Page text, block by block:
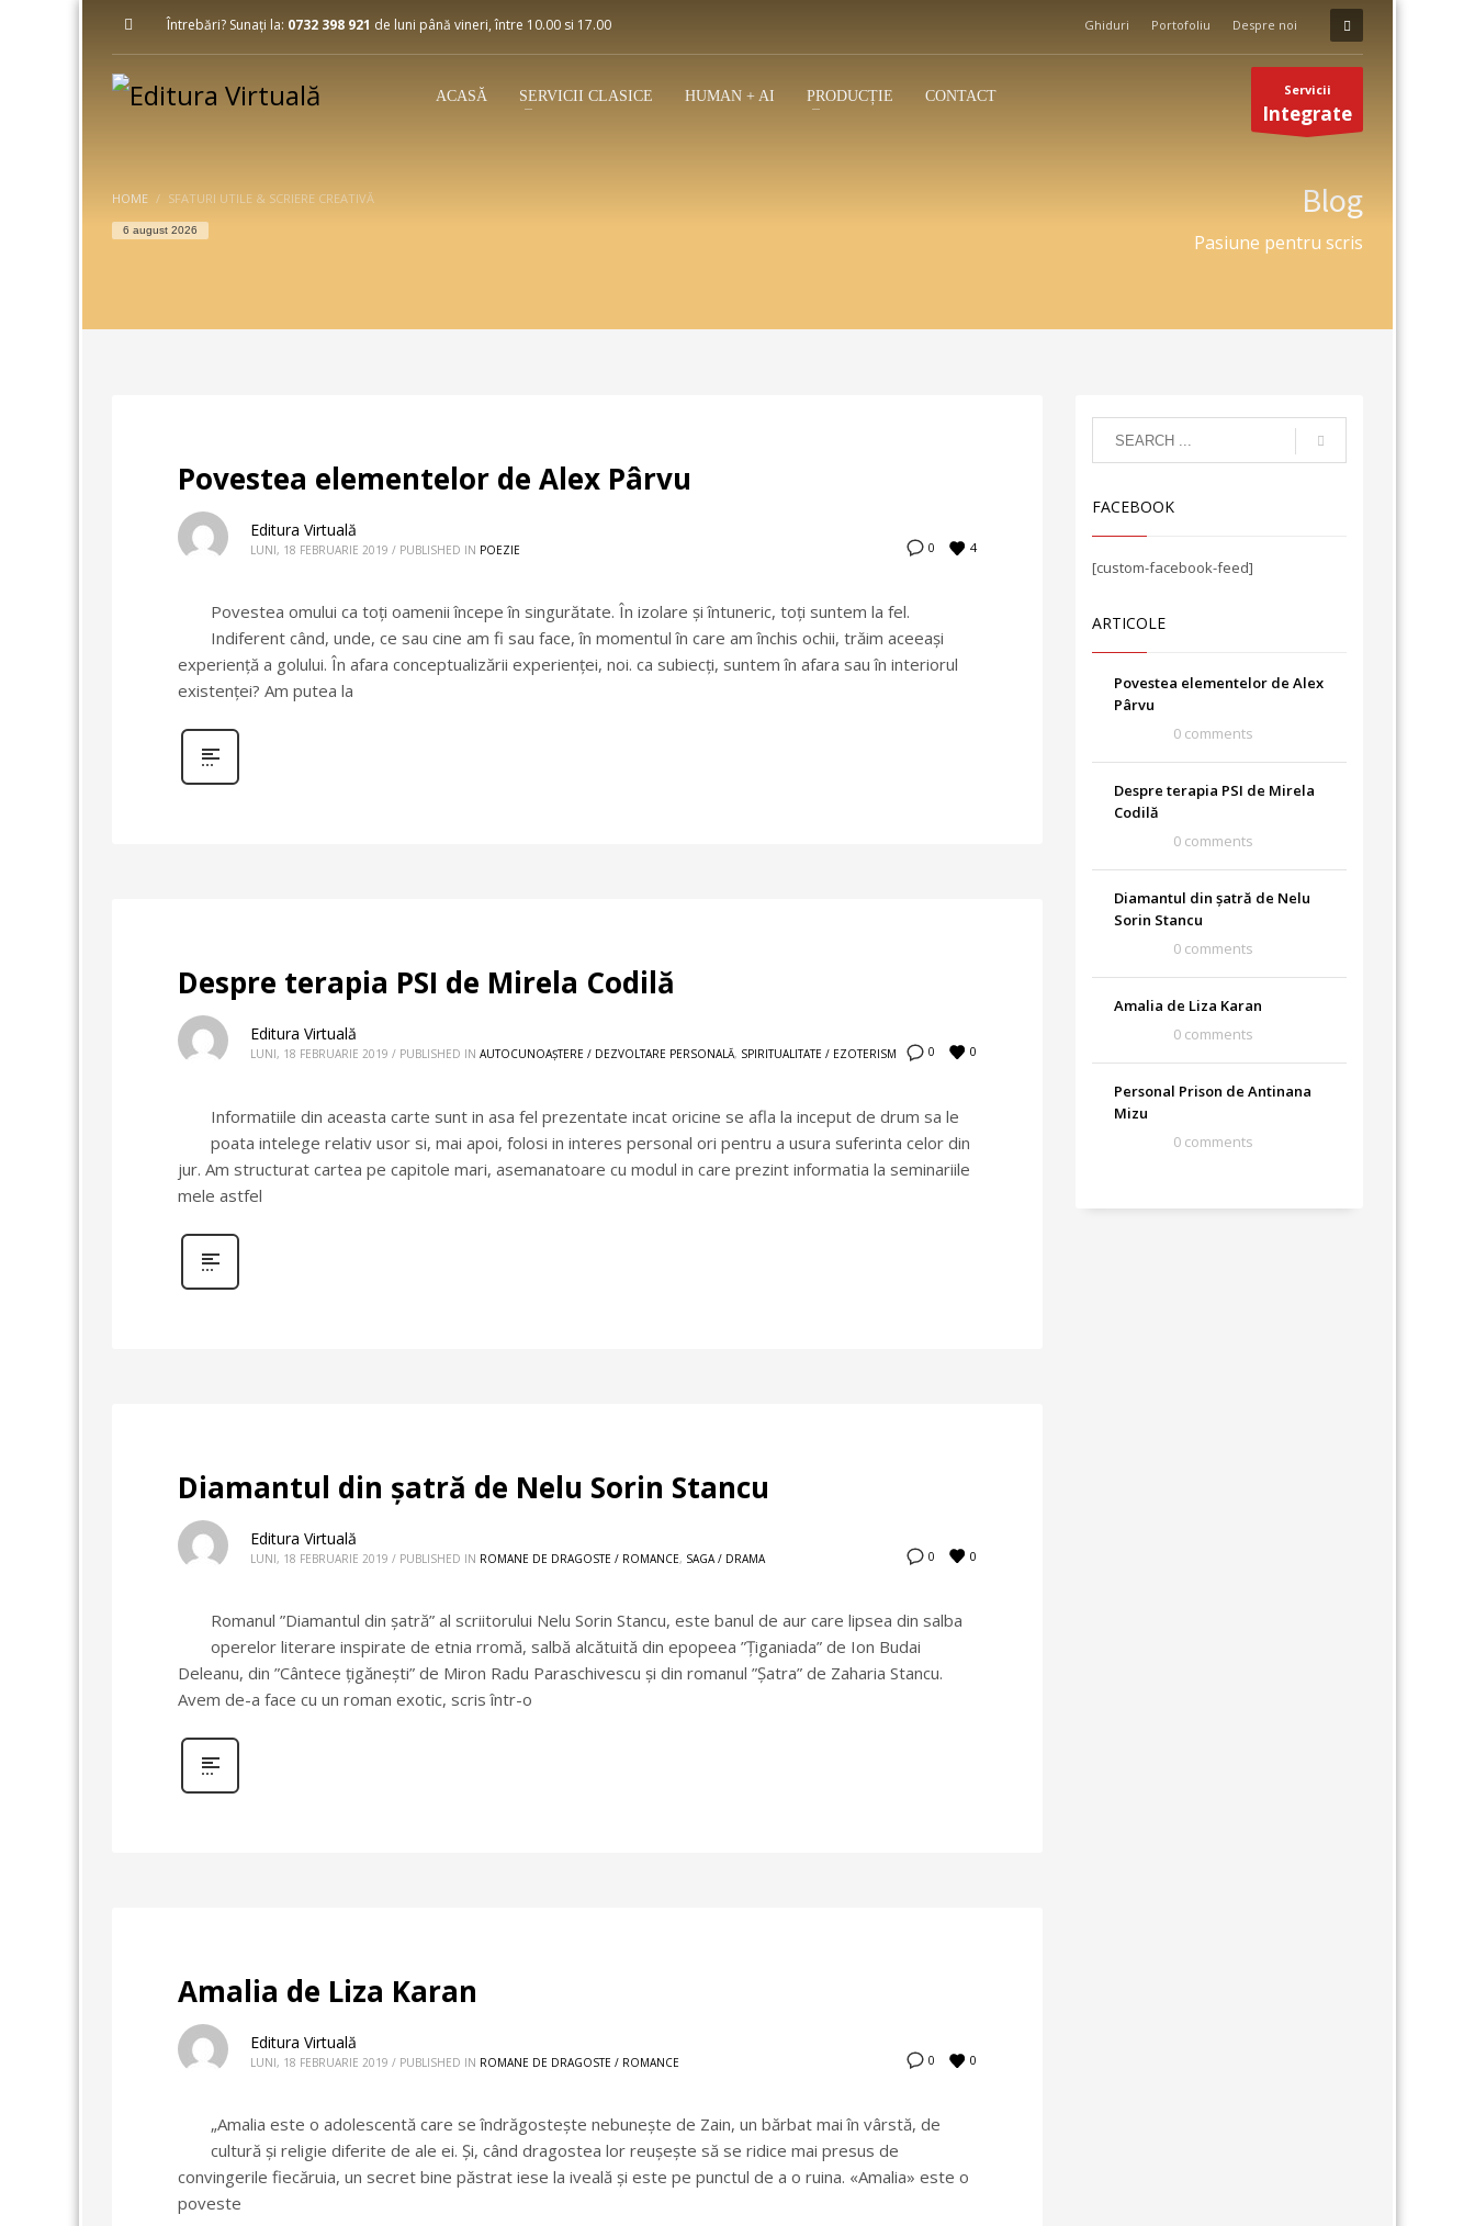
Întrebări? Sunați la: 0732 398 921 de luni până vineri, între 10.00 si 17.00 Ghiduri Portofoliu Despre noi
ACASĂ SERVICII CLASICE HUMAN + AI PRODUCȚIE CONTACT Servicii
Integrate
HOME SFATURI UTILE & SCRIERE CREATIVĂ
6 august 2026
Blog
Pasiune pentru scris
Povestea elementelor de Alex Pârvu
0 4
Editura Virtuală
LUNI, 18 FEBRUARIE 2019 / PUBLISHED IN POEZIE
Povestea omului ca toţi oamenii începe în singurătate. În izolare și întuneric, toţi suntem la fel.
Indiferent când, unde, ce sau cine am fi sau face, în momentul în care am închis ochii, trăim aceeași
experienţă a golului. În afara conceptualizării experienţei, noi. ca subiecţi, suntem în afara sau în interiorul
existenţei? Am putea la
Despre terapia PSI de Mirela Codilă
0 0
Editura Virtuală
LUNI, 18 FEBRUARIE 2019 / PUBLISHED IN AUTOCUNOAŞTERE / DEZVOLTARE PERSONALĂ, SPIRITUALITATE / EZOTERISM
Informatiile din aceasta carte sunt in asa fel prezentate incat oricine se afla la inceput de drum sa le
poata intelege relativ usor si, mai apoi, folosi in interes personal ori pentru a usura suferinta celor din
jur. Am structurat cartea pe capitole mari, asemanatoare cu modul in care prezint informatia la seminariile
mele astfel
Diamantul din șatră de Nelu Sorin Stancu
0 0
Editura Virtuală
LUNI, 18 FEBRUARIE 2019 / PUBLISHED IN ROMANE DE DRAGOSTE / ROMANCE, SAGA / DRAMA
Romanul ”Diamantul din șatră” al scriitorului Nelu Sorin Stancu, este banul de aur care lipsea din salba
operelor literare inspirate de etnia rromă, salbă alcătuită din epopeea ”Țiganiada” de Ion Budai
Deleanu, din ”Cântece țigănești” de Miron Radu Paraschivescu și din romanul ”Șatra” de Zaharia Stancu.
Avem de-a face cu un roman exotic, scris într-o
Amalia de Liza Karan
0 0
Editura Virtuală
LUNI, 18 FEBRUARIE 2019 / PUBLISHED IN ROMANE DE DRAGOSTE / ROMANCE
„Amalia este o adolescentă care se îndrăgostește nebunește de Zain, un bărbat mai în vârstă, de
cultură și religie diferite de ale ei. Și, când dragostea lor reușește să se ridice mai presus de
convingerile fiecăruia, un secret bine păstrat iese la iveală și este pe punctul de a o ruina. «Amalia» este o
poveste
FACEBOOK
[custom-facebook-feed]
ARTICOLE
Povestea elementelor de Alex
Pârvu
0 comments
Despre terapia PSI de Mirela
Codilă
0 comments
Diamantul din șatră de Nelu
Sorin Stancu
0 comments
Amalia de Liza Karan
0 comments
Personal Prison de Antinana
Mizu
0 comments